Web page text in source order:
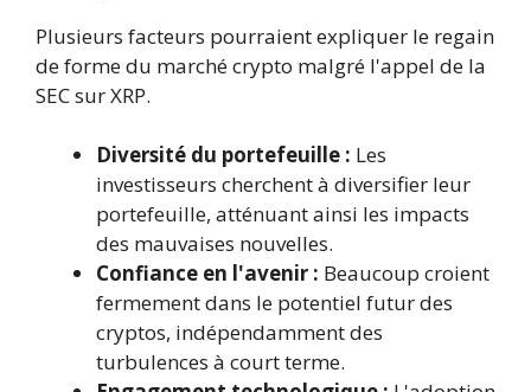
Plusieurs facteurs pourraient expliquer le regain
de forme du marché crypto malgré l'appel de la
SEC sur XRP.
Diversité du portefeuille : Les
investisseurs cherchent à diversifier leur
portefeuille, atténuant ainsi les impacts
des mauvaises nouvelles.
Confiance en l'avenir : Beaucoup croient
fermement dans le potentiel futur des
cryptos, indépendamment des
turbulences à court terme.